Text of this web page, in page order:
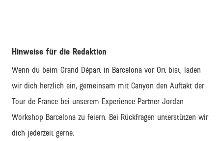
Hinweise für die Redaktion
Wenn du beim Grand Départ in Barcelona vor Ort bist, laden
wir dich herzlich ein, gemeinsam mit Canyon den Auftakt der
Tour de France bei unserem Experience Partner Jordan
Workshop Barcelona zu feiern. Bei Rückfragen unterstützen wir
dich jederzeit gerne.